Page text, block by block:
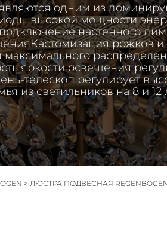
одним из
высокой мощности
настенного
рожков и
максимального
яркости освещения
телескоп регулирует
из светильников на 8 и 12
> ЛЮСТРА ПОДВЕСНАЯ